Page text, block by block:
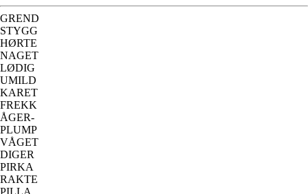
GREND
STYGG
HØRTE
NAGET
LØDIG
UMILD
KARET
FREKK
ÅGER-
PLUMP
VÅGET
DIGER
PIRKA
RAKTE
PILLA